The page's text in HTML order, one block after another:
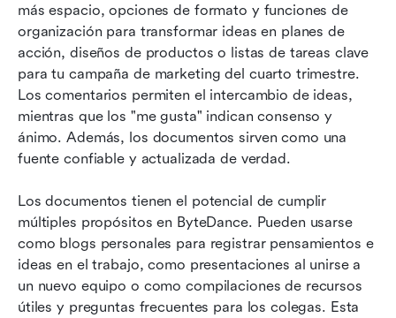
más espacio, opciones de formato y funciones de
organización para transformar ideas en planes de
acción, diseños de productos o listas de tareas clave
para tu campaña de marketing del cuarto trimestre.
Los comentarios permiten el intercambio de ideas,
mientras que los "me gusta" indican consenso y
ánimo. Además, los documentos sirven como una
fuente confiable y actualizada de verdad.
Los documentos tienen el potencial de cumplir
múltiples propósitos en ByteDance. Pueden usarse
como blogs personales para registrar pensamientos e
ideas en el trabajo, como presentaciones al unirse a
un nuevo equipo o como compilaciones de recursos
útiles y preguntas frecuentes para los colegas. Esta